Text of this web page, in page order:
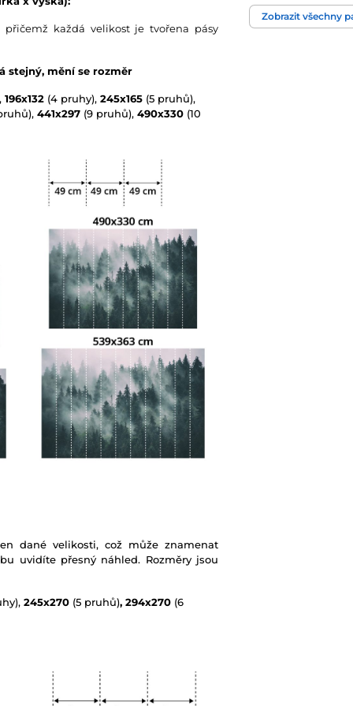
každá velikost je tvořena pásy
stejný, mění se rozměr
196x132 (4 pruhy), 245x165 (5 pruhů),
441x297 (9 pruhů), 490x330 (10
dané velikosti, což může znamenat
uvidíte přesný náhled. Rozměry jsou
245x270 (5 pruhů), 294x270 (6
Technologie tapet
Zobrazit všechny